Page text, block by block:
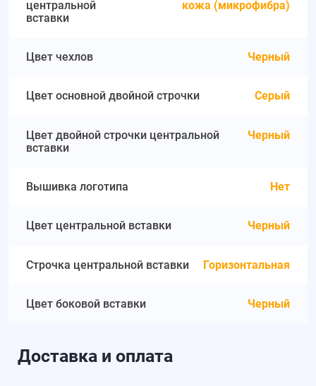
центральной
вставки
кожа (микрофибра)
Цвет чехлов Черный
Цвет основной двойной строчки Серый
Цвет двойной строчки центральной
вставки
Черный
Вышивка логотипа Нет
Цвет центральной вставки Черный
Строчка центральной вставки Горизонтальная
Цвет боковой вставки Черный
Доставка и оплата